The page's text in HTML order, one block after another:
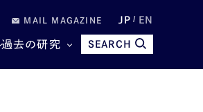
MAIL MAGAZINE JP EN
過去の研究 SEARCH